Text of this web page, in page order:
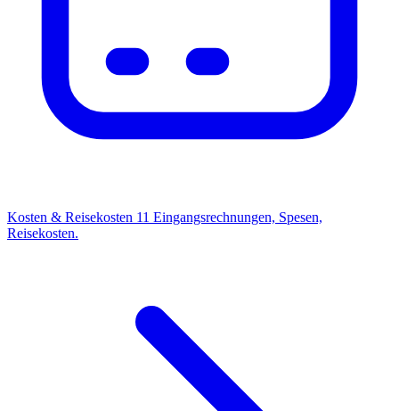
Kosten & Reisekosten 11 Eingangsrechnungen, Spesen,
Reisekosten.